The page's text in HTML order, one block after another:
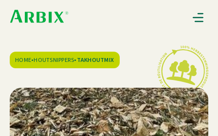
Gebruiksaanwijzingen
Over Arbix
Contact
0
HOME•HOUTSNIPPERS•TAKHOUTMIX